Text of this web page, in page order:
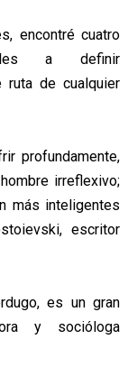
encontré cuatro
a definir
de cualquier
profundamente,
irreflexivo;
más inteligentes
escritor
es un gran
y socióloga